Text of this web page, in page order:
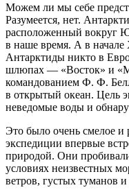
Можем ли мы себе
Разумеется, нет.
расположенный вокруг
в наше время. А в начале
Антарктиды никто в
шлюпах — «Восток» и
командованием Ф. Ф.
в открытый океан. Цель
неведомые воды и
Это было очень смелое и
экспедиции впервые
природой. Они
условиях неизвестных
ветров, густых туманов